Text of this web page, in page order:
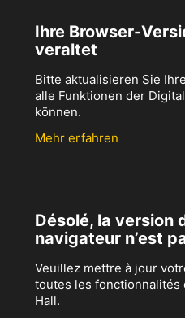
Ihre Browser-
veraltet
Bitte aktualisieren Sie
alle Funktionen der
können.
Mehr erfahren
Désolé, la version
navigateur n’est
Veuillez mettre à jour
toutes les fonctionnalités
Hall.